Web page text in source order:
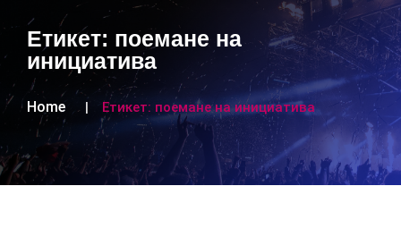
Етикет: поемане на
инициатива
Home Етикет: поемане на инициатива